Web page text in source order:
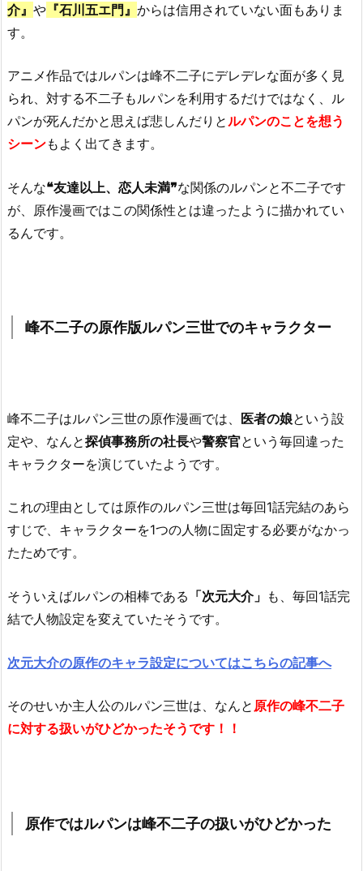
介』 や 『石川五エ門』 からは信用されていない面もありま
す。
アニメ作品ではルパンは峰不二子にデレデレな面が多く見
られ、対する不二子もルパンを利用するだけではなく、ル
パンが死んだかと思えば悲しんだりとルパンのことを想う
シーンもよく出てきます。
そんな❝友達以上、恋人未満❞な関係のルパンと不二子です
が、原作漫画ではこの関係性とは違ったように描かれてい
るんです。
峰不二子の原作版ルパン三世でのキャラクター
峰不二子はルパン三世の原作漫画では、 医者の娘という設
定や、なんと探偵事務所の社長や警察官という毎回違った
キャラクターを演じていたようです。
これの理由としては原作のルパン三世は毎回1話完結のあら
すじで、キャラクターを1つの人物に固定する必要がなかっ
たためです。
そういえばルパンの相棒である 「次元大介」 も、毎回1話完
結で人物設定を変えていたそうです。
次元大介の原作のキャラ設定についてはこちらの記事へ
そのせいか主人公のルパン三世は、なんと 原作の峰不二子
に対する扱いがひどかったそうです！！
原作ではルパンは峰不二子の扱いがひどかった